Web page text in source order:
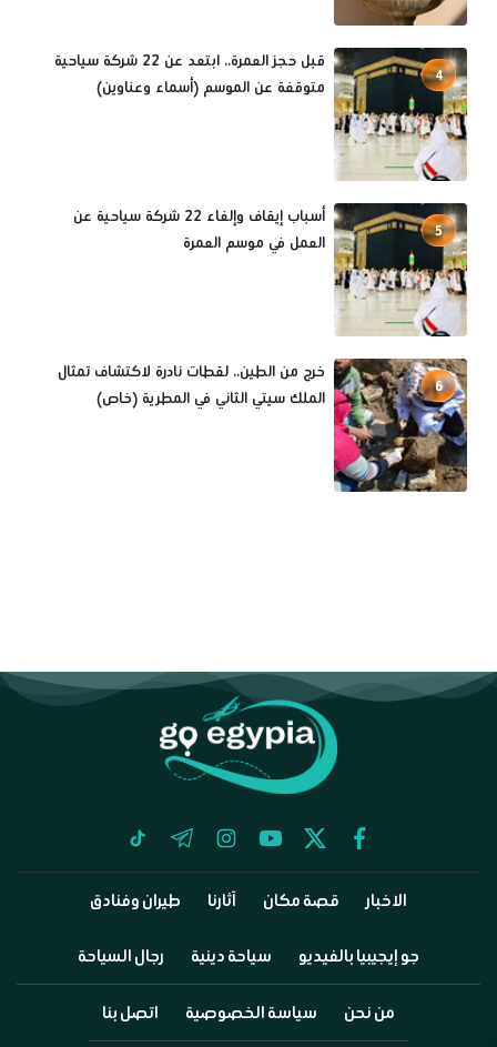
4
قبل حجز العمرة.. ابتعد عن 22 شركة سياحية
متوقفة عن الموسم (أسماء وعناوين)
5
أسباب إيقاف وإلغاء 22 شركة سياحية عن
العمل في موسم العمرة
6
خرج من الطين.. لقطات نادرة لاكتشاف تمثال
الملك سيتي الثاني في المطرية (خاص)
facebook
twitter
youtube
instagram
telegram
tiktok
الاخبار قصة مكان آثارنا طيران وفنادق
جو إيجيبيا بالفيديو سياحة دينية رجال السياحة
من نحن سياسة الخصوصية اتصل بنا